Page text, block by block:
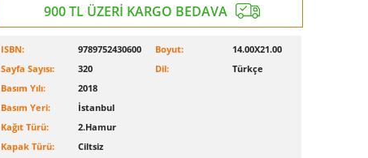
900 TL ÜZERİ KARGO BEDAVA
ISBN:
9789752430600
Sayfa Sayısı:
320
Basım Yılı:
2018
Basım Yeri:
İstanbul
Kağıt Türü:
2.Hamur
Kapak Türü:
Ciltsiz
Boyut:
14.00X21.00
Dil:
Türkçe